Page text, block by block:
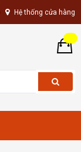
Hệ thống cửa hàng